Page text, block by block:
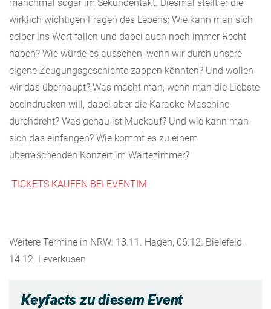
manchmal sogar im Sekundentakt. Diesmal stellt er die
wirklich wichtigen Fragen des Lebens: Wie kann man sich
selber ins Wort fallen und dabei auch noch immer Recht
haben? Wie würde es aussehen, wenn wir durch unsere
eigene Zeugungsgeschichte zappen könnten? Und wollen
wir das überhaupt? Was macht man, wenn man die Liebste
beeindrucken will, dabei aber die Karaoke-Maschine
durchdreht? Was genau ist Muckauf? Und wie kann man
sich das einfangen? Wie kommt es zu einem
überraschenden Konzert im Wartezimmer?
TICKETS KAUFEN BEI EVENTIM
Weitere Termine in NRW: 18.11. Hagen, 06.12. Bielefeld,
14.12. Leverkusen
Keyfacts zu diesem Event